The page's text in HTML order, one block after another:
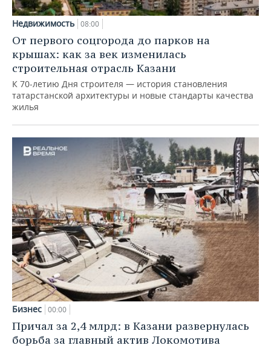
Недвижимость 08:00
От первого соцгорода до парков на
крышах: как за век изменилась
строительная отрасль Казани
К 70-летию Дня строителя — история становления
татарстанской архитектуры и новые стандарты качества
жилья
Бизнес 00:00
Причал за 2,4 млрд: в Казани развернулась
борьба за главный актив Локомотива